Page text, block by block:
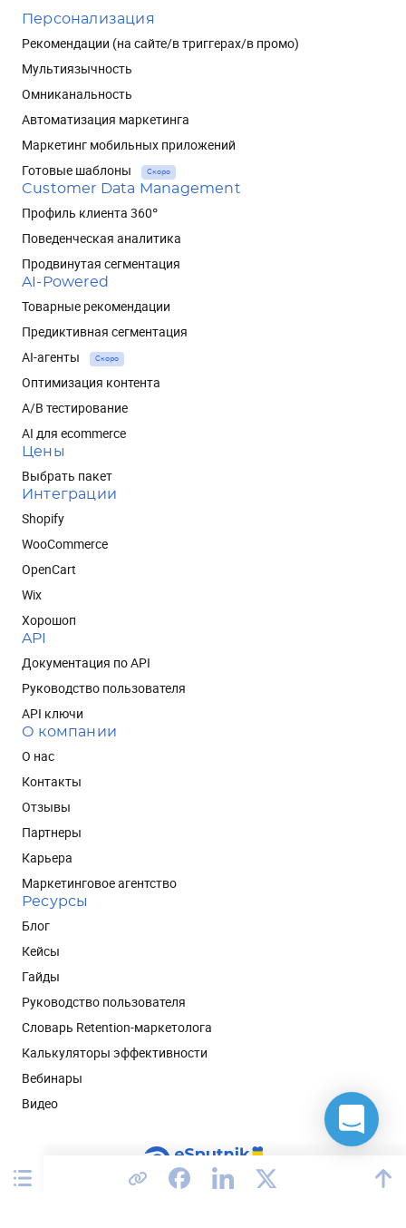
Персонализация
Рекомендации (на сайте/в триггерах/в промо)
Мультиязычность
Омниканальность
Автоматизация маркетинга
Маркетинг мобильных приложений
Готовые шаблоны
Скоро
Customer Data Management
Профиль клиента 360°
Поведенческая аналитика
Продвинутая сегментация
AI-Powered
Товарные рекомендации
Предиктивная сегментация
AI-агенты
Скоро
Оптимизация контента
A/B тестирование
AI для ecommerce
Цены
Выбрать пакет
Интеграции
Shopify
WooCommerce
OpenCart
Wix
Хорошоп
API
Документация по API
Руководство пользователя
API ключи
О компании
О нас
Контакты
Отзывы
Партнеры
Карьера
Маркетинговое агентство
Ресурсы
Блог
Кейсы
Гайды
Руководство пользователя
Словарь Retention-маркетолога
Калькуляторы эффективности
Вебинары
Видео